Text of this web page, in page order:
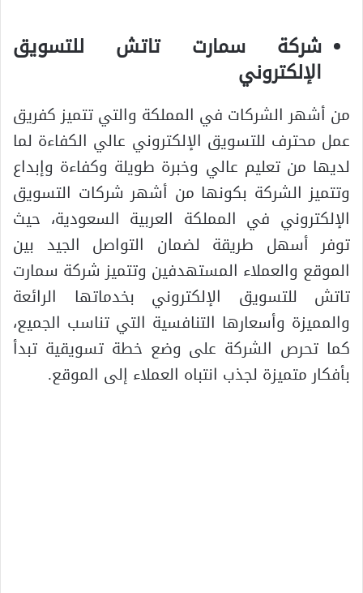
شركة سمارت تاتش للتسويق
الإلكتروني
من أشهر الشركات في المملكة والتي تتميز كفريق
عمل محترف للتسويق الإلكتروني عالي الكفاءة لما
لديها من تعليم عالي وخبرة طويلة وكفاءة وإبداع
وتتميز الشركة بكونها من أشهر شركات التسويق
الإلكتروني في المملكة العربية السعودية، حيث
توفر أسهل طريقة لضمان التواصل الجيد بين
الموقع والعملاء المستهدفين وتتميز شركة سمارت
تاتش للتسويق الإلكتروني بخدماتها الرائعة
والمميزة وأسعارها التنافسية التي تناسب الجميع،
كما تحرص الشركة على وضع خطة تسويقية تبدأ
بأفكار متميزة لجذب انتباه العملاء إلى الموقع.